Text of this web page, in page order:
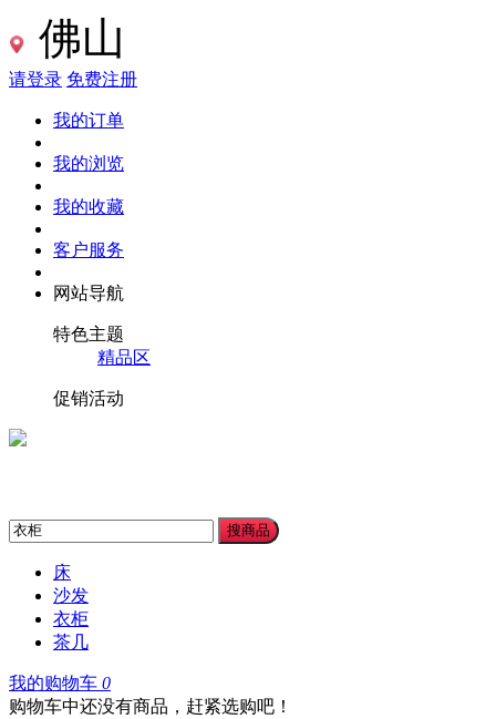
佛山
请登录 免费注册
我的订单
我的浏览
我的收藏
客户服务
网站导航
特色主题
精品区
促销活动
搜商品
床
沙发
衣柜
茶几
我的购物车 0
购物车中还没有商品，赶紧选购吧！